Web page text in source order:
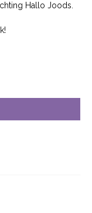
Hallo Joods.